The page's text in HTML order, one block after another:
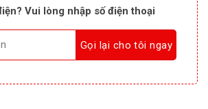
Vui lòng nhập số điện thoại